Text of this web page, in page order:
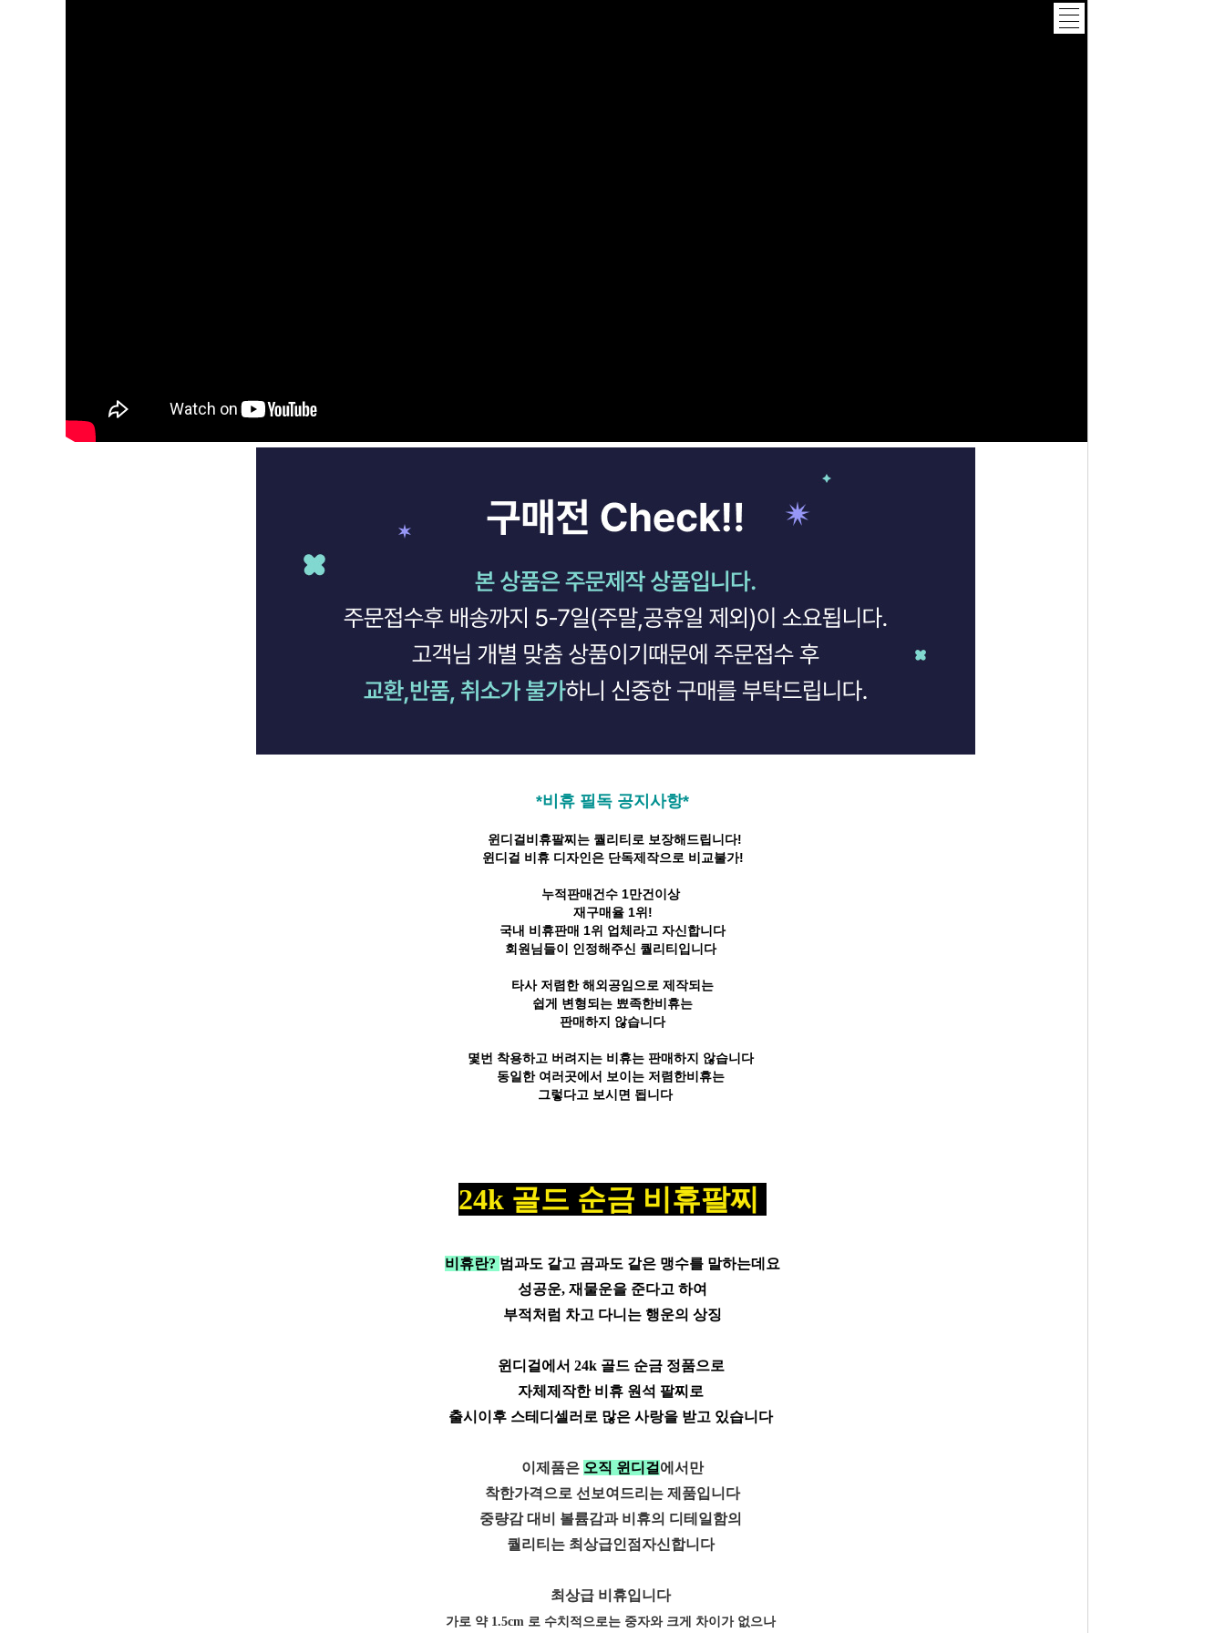
*비휴 필독 공지사항*
윈디걸비휴팔찌는 퀄리티로 보장해드립니다!
윈디걸 비휴 디자인은 단독제작으로 비교불가!
누적판매건수 1만건이상
재구매율 1위!
국내 비휴판매 1위 업체라고 자신합니다
회원님들이 인정해주신 퀄리티입니다
타사 저렴한 해외공임으로 제작되는
쉽게 변형되는 뾰족한비휴는
판매하지 않습니다
몇번 착용하고 버려지는 비휴는 판매하지 않습니다
동일한 여러곳에서 보이는 저렴한비휴는
그렇다고 보시면 됩니다
24k 골드 순금 비휴팔찌
비휴란? 범과도 같고 곰과도 같은 맹수를 말하는데요
성공운, 재물운을 준다고 하여
부적처럼 차고 다니는 행운의 상징
윈디걸에서 24k 골드 순금 정품으로
자체제작한 비휴 원석 팔찌로
출시이후 스테디셀러 로 많은 사랑을 받고 있습니다
이제품은 오직 윈디걸 에서만
착한가격으로 선보여드리는 제품입니다
중량감 대비 볼륨감과 비휴의 디테일함의
퀄리티는 최상급인점자신합니다
최상급 비휴입니다
가로 약 1.5cm 로 수치적으로는 중자와 크게 차이가 없으나